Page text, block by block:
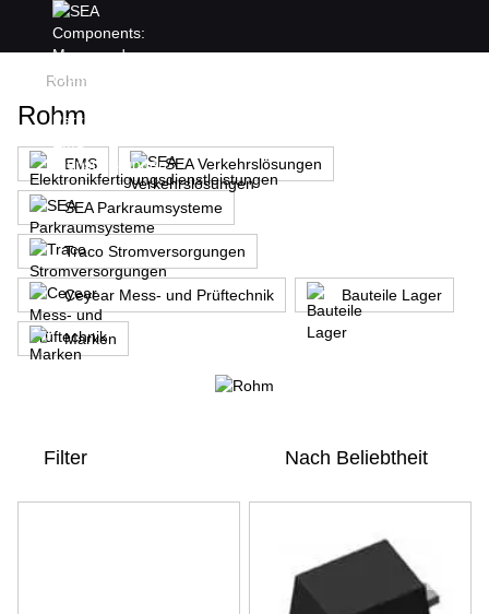
Rohm
Rohm
EMS SEA Verkehrslösungen
SEA Parkraumsysteme
Traco Stromversorgungen
Ceyear Mess- und Prüftechnik Bauteile Lager
Marken
Filter Nach Beliebtheit